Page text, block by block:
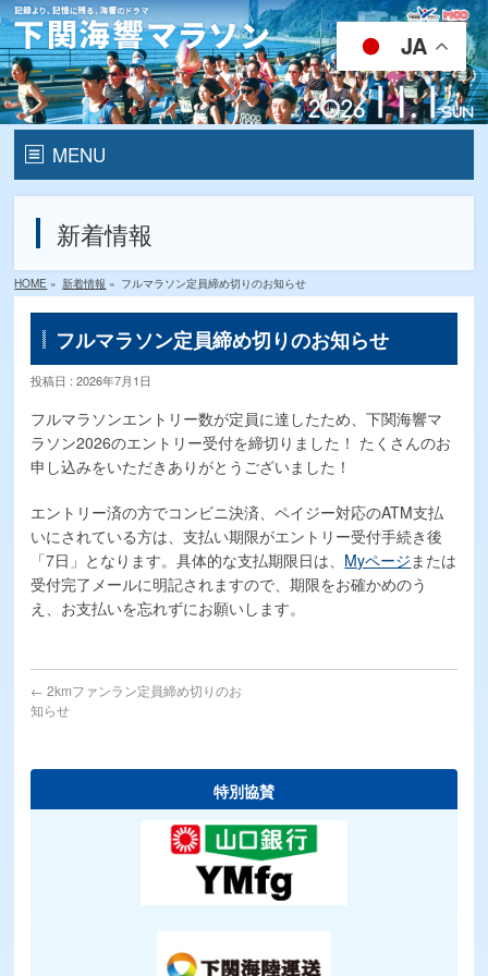
MENU
HOME
開催要項
ランナー
エントリー
メディカルランナー募集
ゲストランナー
コースマップ
補給食
交通アクセス
交通規制情報
Q&A
新着情報
HOME » 新着情報 » フルマラソン定員締め切りのお知らせ
フルマラソン定員締め切りのお知らせ
投稿日 : 2026年7月1日
フルマラソンエントリー数が定員に達したため、下関海響マ
ラソン2026のエントリー受付を締切りました！ たくさんのお
申し込みをいただきありがとうございました！
エントリー済の方でコンビニ決済、ペイジー対応のATM支払
いにされている方は、支払い期限がエントリー受付手続き後
「7日」となります。具体的な支払期限日は、 Myページまたは
受付完了メールに明記されますので、期限をお確かめのう
え、お支払いを忘れずにお願いします。
← 2kmファンラン定員締め切りのお
知らせ
特別協賛
JA